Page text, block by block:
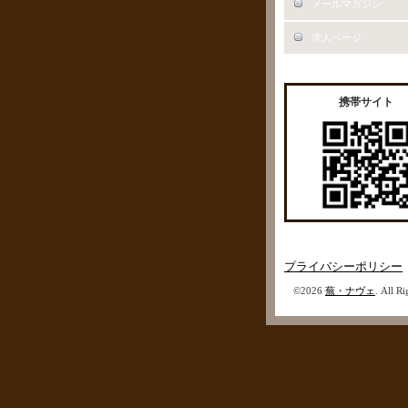
メールマガジン
求人ページ
携帯サイト
プライバシーポリシー
©2026 蕪・ナヴェ . All